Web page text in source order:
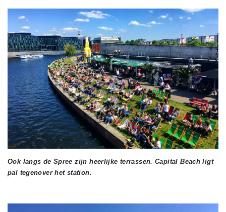
Ook langs de Spree zijn heerlijke terrassen. Capital Beach ligt
pal tegenover het station.